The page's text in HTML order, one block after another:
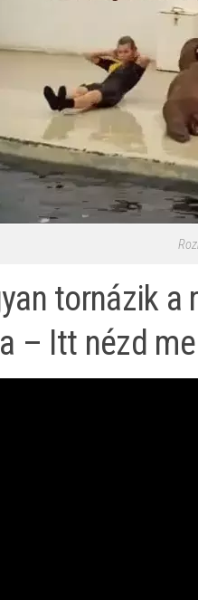
tornázik a
– Itt nézd